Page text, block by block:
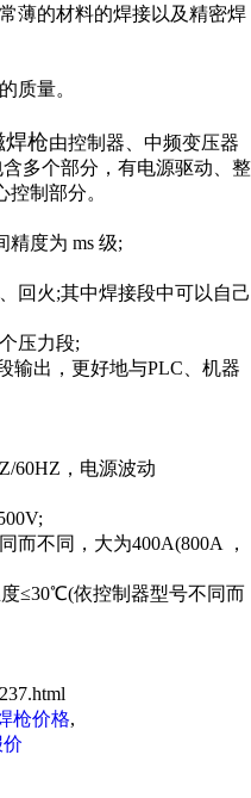
薄的材料的焊接以及精密焊
质量。
焊枪由控制器、中频变压器
多个部分，有电源驱动、整
制部分。
精度为 ms 级;
回火;其中焊接段中可以自己
压力段;
输出，更好地与PLC、机器
60HZ，电源波动
而不同，大为400A(800A ，
≤30℃(依控制器型号不同而
枪价格,